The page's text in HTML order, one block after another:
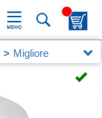
Migliore